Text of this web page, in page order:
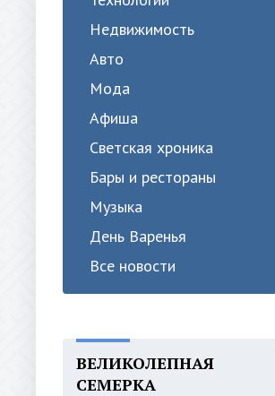
Недвижимость
Авто
Мода
Афиша
Светская хроника
Бары и рестораны
Музыка
День Варенья
Все новости
ВЕЛИКОЛЕПНАЯ
СЕМЕРКА